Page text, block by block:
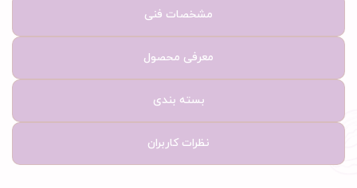
مشخصات فنی
معرفی محصول
بسته بندی
نظرات کاربران